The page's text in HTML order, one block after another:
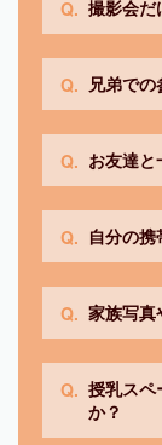
撮影会だ
兄弟で
お友達と
自分の
家族写真
授乳スペ
か？